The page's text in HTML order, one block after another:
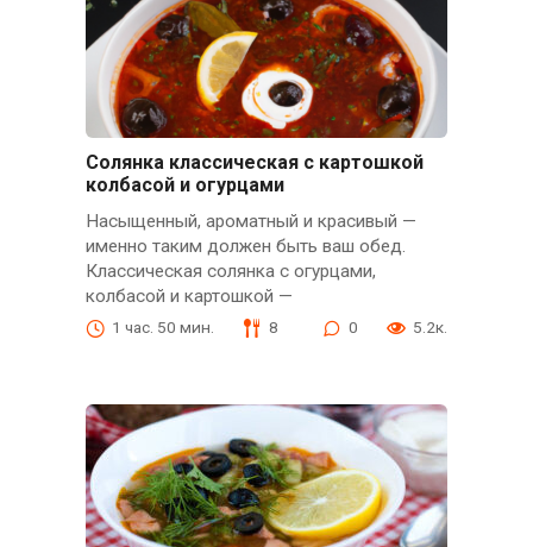
Солянка классическая с картошкой
колбасой и огурцами
Насыщенный, ароматный и красивый —
именно таким должен быть ваш обед.
Классическая солянка с огурцами,
колбасой и картошкой —
1 час. 50 мин. 8 0 5.2к.